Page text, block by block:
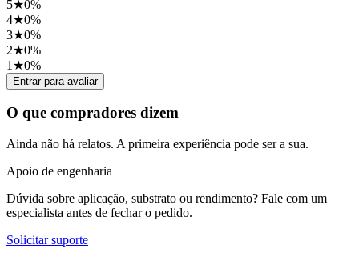
5★0%
4★0%
3★0%
2★0%
1 ★0%
Entrar para avaliar
O que compradores dizem
Ainda não há relatos. A primeira experiência pode ser a sua.
Apoio de engenharia
Dúvida sobre aplicação, substrato ou rendimento? Fale com um
especialista antes de fechar o pedido.
Solicitar suporte